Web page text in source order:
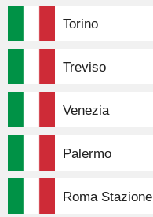
Torino
Treviso
Venezia
Palermo
Roma Stazione